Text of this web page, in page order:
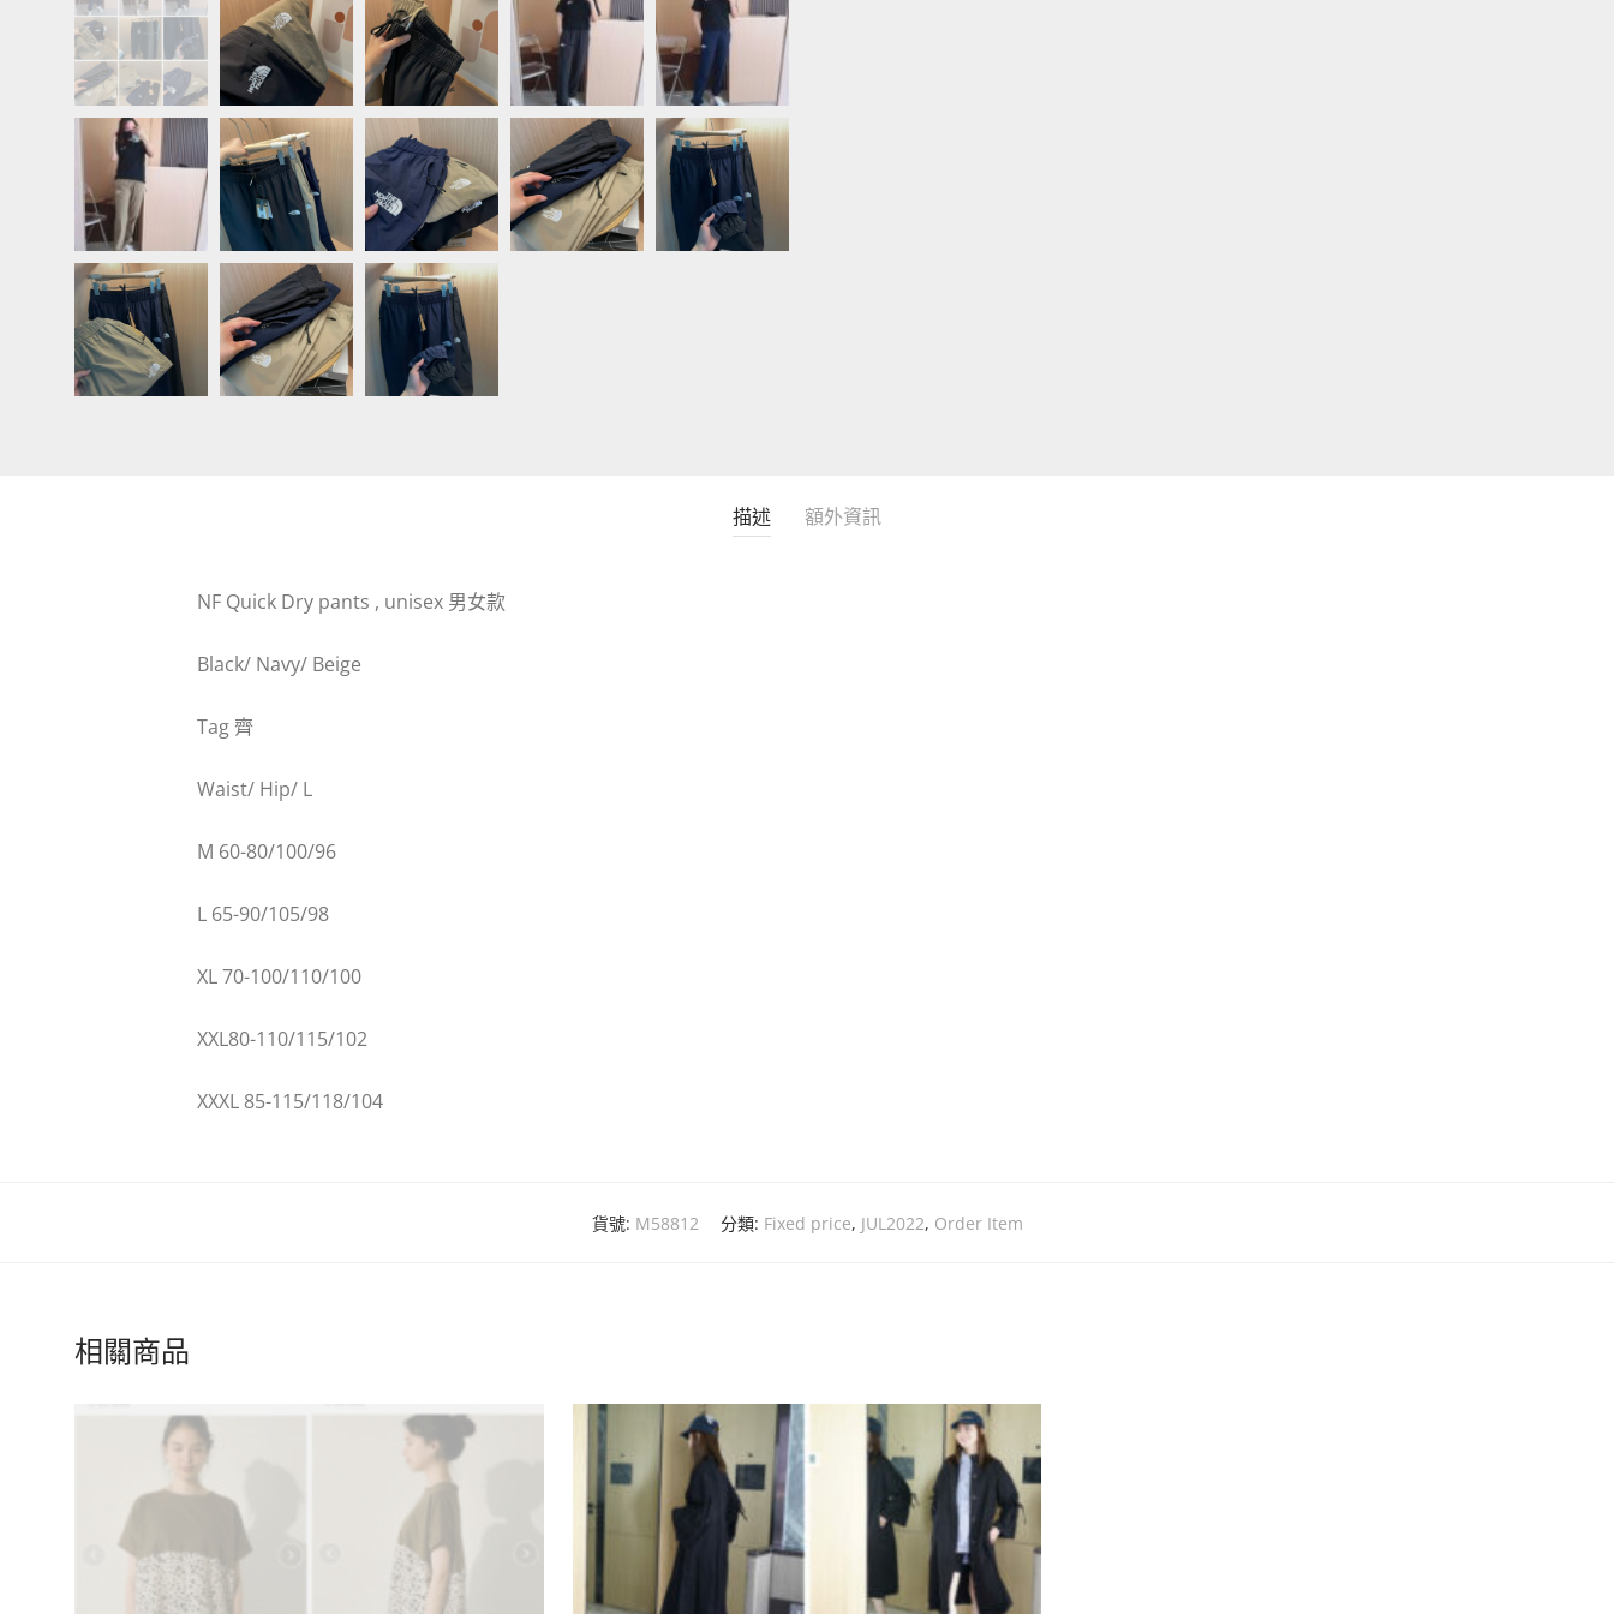
描述 額外資訊
NF Quick Dry pants , unisex 男女款
Black/ Navy/ Beige
Tag 齊
Waist/ Hip/ L
M 60-80/100/96
L 65-90/105/98
XL 70-100/110/100
XXL80-110/115/102
XXXL 85-115/118/104
貨號: M58812 分類: Fixed price, JUL2022, Order Item
相關商品